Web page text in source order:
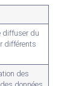
diffuser du
différents
des